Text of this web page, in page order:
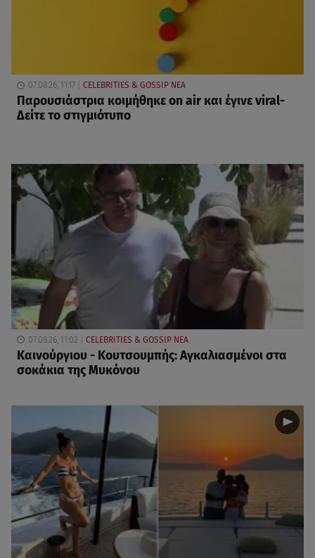
07.08.26, 11:17 CELEBRITIES & GOSSIP ΝΕΑ
Παρουσιάστρια κοιμήθηκε on air και έγινε viral-
Δείτε το στιγμιότυπο
07.08.26, 11:02 CELEBRITIES & GOSSIP ΝΕΑ
Καινούργιου - Κουτσουμπής: Αγκαλιασμένοι στα
σοκάκια της Μυκόνου